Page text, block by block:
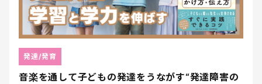
音楽を通して子どもの発達をうながす“発達障害の
発達/発育